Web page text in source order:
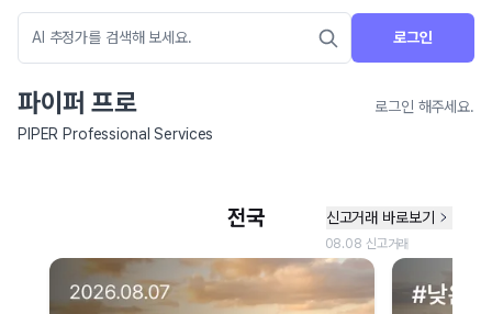
로그인
파이퍼 프로
로그인 해주세요.
PIPER Professional Services